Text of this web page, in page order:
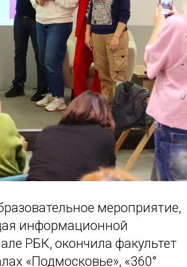
мероприятие,
информационной
РБК, окончила факультет
«Подмосковье», «360°